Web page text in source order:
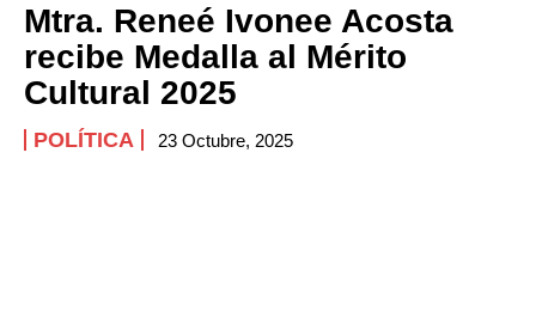
Mtra. Reneé Ivonee Acosta
recibe Medalla al Mérito
Cultural 2025
POLÍTICA 23 Octubre, 2025